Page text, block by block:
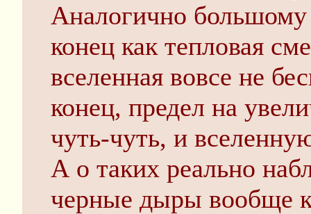
Аналогично
конец как тепловая
вселенная вовсе не
конец, предел на
чуть-чуть, и
А о таких реально
черные дыры вообще